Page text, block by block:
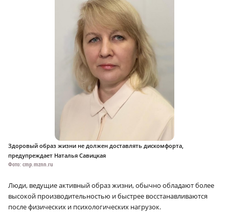
Здоровый образ жизни не должен доставлять дискомфорта,
предупреждает Наталья Савицкая
Фото: cmp.mznn.ru
Люди, ведущие активный образ жизни, обычно обладают более
высокой производительностью и быстрее восстанавливаются
после физических и психологических нагрузок.